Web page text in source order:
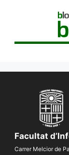
Facultat
Carrer Melcior de